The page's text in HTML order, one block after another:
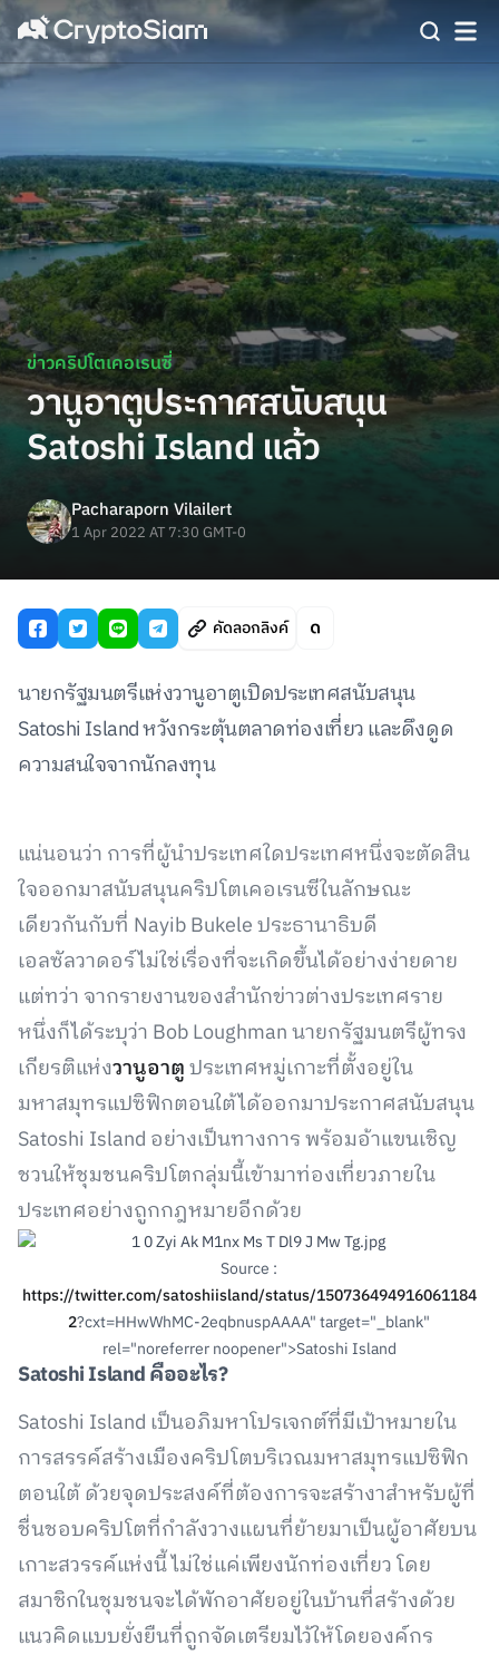
ข่าวคริปโตเคอเรนซี่
วานูอาตูประกาศสนับสนุน
Satoshi Island แล้ว
Pacharaporn Vilailert
1 Apr 2022 AT 7:30 GMT-0
คัดลอกลิงค์
นายกรัฐมนตรีแห่งวานูอาตูเปิดประเทศสนับสนุน
Satoshi Island หวังกระตุ้นตลาดท่องเที่ยว และดึงดูด
ความสนใจจากนักลงทุน
แน่นอนว่า การที่ผู้นำประเทศใดประเทศหนึ่งจะตัดสิน
ใจออกมาสนับสนุนคริปโตเคอเรนซีในลักษณะ
เดียวกันกับที่ Nayib Bukele ประธานาธิบดี
เอลซัลวาดอร์ไม่ใช่เรื่องที่จะเกิดขึ้นได้อย่างง่ายดาย
แต่ทว่า จากรายงานของสำนักข่าวต่างประเทศราย
หนึ่งก็ได้ระบุว่า Bob Loughman นายกรัฐมนตรีผู้ทรง
เกียรติแห่งวานูอาตูประเทศหมู่เกาะที่ตั้งอยู่ใน
มหาสมุทรแปซิฟิกตอนใต้ได้ออกมาประกาศสนับสนุน
Satoshi Island อย่างเป็นทางการ พร้อมอ้าแขนเชิญ
ชวนให้ชุมชนคริปโตกลุ่มนี้เข้ามาท่องเที่ยวภายใน
ประเทศอย่างถูกกฎหมายอีกด้วย
Source :
https://twitter.com/satoshiisland/status/150736494916061184
2?cxt=HHwWhMC-2eqbnuspAAAA" target="_blank"
rel="noreferrer noopener">Satoshi Island
Satoshi Island คืออะไร?
Satoshi Island เป็นอภิมหาโปรเจกต์ที่มีเป้าหมายใน
การสรรค์สร้างเมืองคริปโตบริเวณมหาสมุทรแปซิฟิก
ตอนใต้ ด้วยจุดประสงค์ที่ต้องการจะสร้างาสำหรับผู้ที่
ชื่นชอบคริปโตที่กำลังวางแผนที่ย้ายมาเป็นผู้อาศัยบน
เกาะสวรรค์แห่งนี้ ไม่ใช่แค่เพียงนักท่องเที่ยว โดย
สมาชิกในชุมชนจะได้พักอาศัยอยู่ในบ้านที่สร้างด้วย
แนวคิดแบบยั่งยืนที่ถูกจัดเตรียมไว้ให้โดยองค์กร